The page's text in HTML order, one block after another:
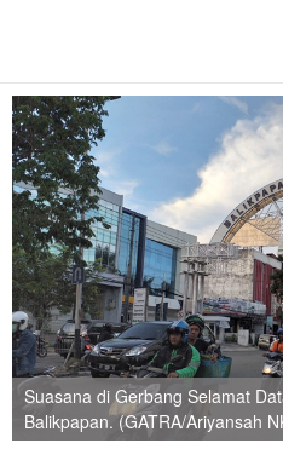
Suasana di Gerbang Selamat
Balikpapan. (GATRA/Ariyansah